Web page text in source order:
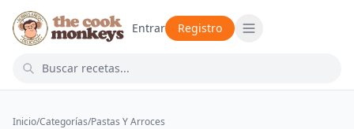
Entrar Registro
Inicio/Categorías/Pastas Y Arroces